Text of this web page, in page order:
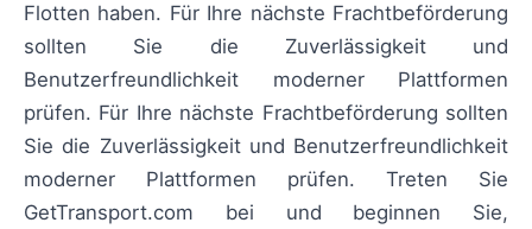
Flotten haben. Für Ihre nächste Frachtbeförderung
sollten Sie die Zuverlässigkeit und
Benutzerfreundlichkeit moderner Plattformen
prüfen. Für Ihre nächste Frachtbeförderung sollten
Sie die Zuverlässigkeit und Benutzerfreundlichkeit
moderner Plattformen prüfen. Treten Sie
GetTransport.com bei und beginnen Sie,